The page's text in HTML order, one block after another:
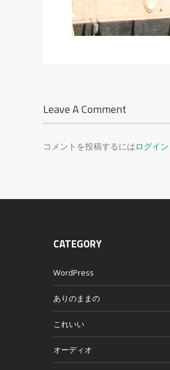
Leave A Comment
コメントを投稿するにはログイン
CATEGORY
WordPress
ありのままの
これいい
オーディオ